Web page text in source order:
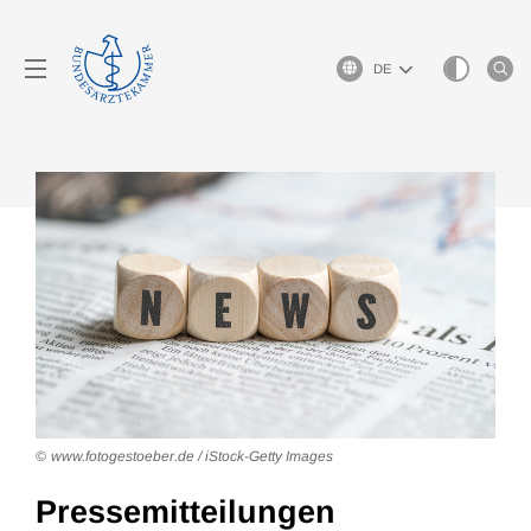
Sprachauswahl
Pressemitteilungen
www.fotogestoeber.de / iStock-Getty Images